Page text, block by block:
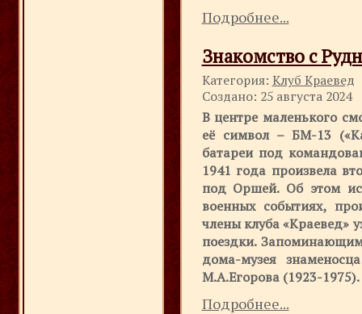
Подробнее...
Знакомство с
Категория: Клуб Краевед
Создано: 25 августа 2024
В центре маленького
её символ – БМ-13
батареи под
1941 года произвела
под Оршей. Об этом
военных событиях,
члены клуба «Краевед»
поездки.
дома-музея
М.А.Егорова (1923-1975).
Подробнее...